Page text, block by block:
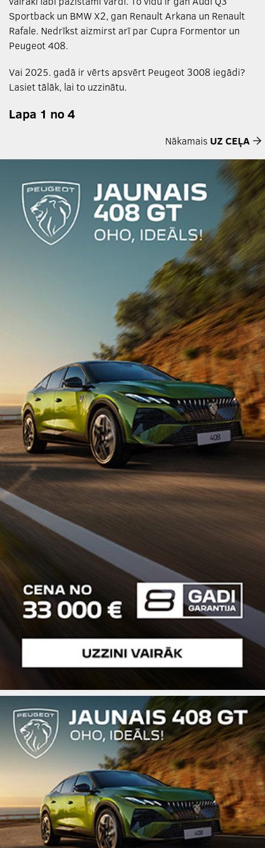
Sportback un BMW X2, gan Renault Arkana un Renault
Rafale. Nedrīkst aizmirst arī par Cupra Formentor un
Peugeot 408.
Vai 2025. gadā ir vērts apsvērt Peugeot 3008 iegādi?
Lasiet tālāk, lai to uzzinātu.
Lapa 1 no 4
Nākamais UZ CEĻA